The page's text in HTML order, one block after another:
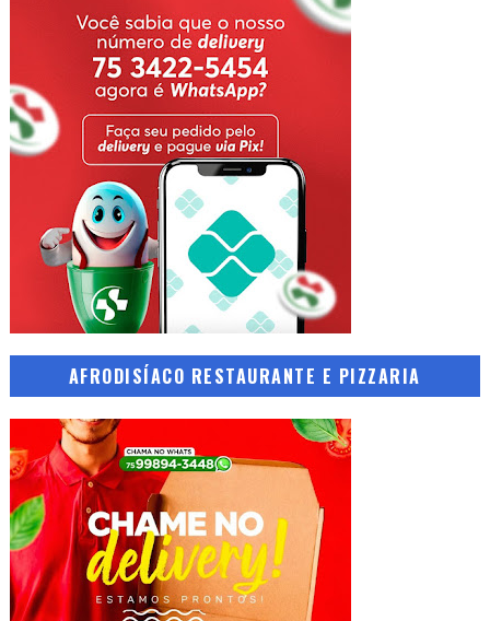
AFRODISÍACO RESTAURANTE E PIZZARIA